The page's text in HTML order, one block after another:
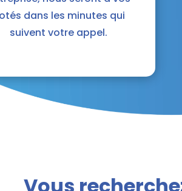
dans les minutes qui
suivent votre appel.